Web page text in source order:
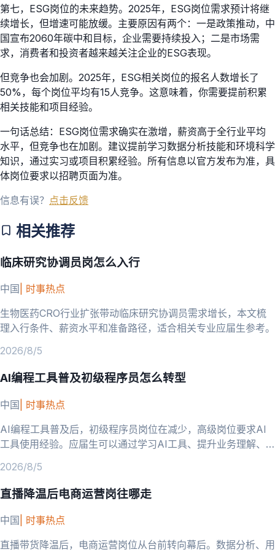
第七，ESG岗位的未来趋势。2025年，ESG岗位需求预计将继
续增长，但增速可能放缓。主要原因有两个：一是政策推动，中
国宣布2060年碳中和目标，企业需要持续投入；二是市场需
求，消费者和投资者越来越关注企业的ESG表现。
但竞争也会加剧。2025年，ESG相关岗位的报名人数增长了
50%，每个岗位平均有15人竞争。这意味着，你需要提前积累
相关技能和项目经验。
一句话总结：ESG岗位需求确实在激增，薪资高于全行业平均
水平，但竞争也在加剧。建议提前学习数据分析技能和环境科学
知识，通过实习或项目积累经验。所有信息以官方发布为准，具
体岗位要求以招聘页面为准。
信息有误？ 点击反馈
相关推荐
临床研究协调员岗怎么入行
中国
时事热点
生物医药CRO行业扩张带动临床研究协调员需求增长，本文梳
理入行条件、薪资水平和准备路径，适合相关专业应届生参考。
2026/8/5
AI编程工具普及初级程序员怎么转型
中国 时事热点
AI编程工具普及后，初级程序员岗位在减少，高级岗位要求AI
工具使用经验。应届生可以通过学习AI工具、提升业务理解、
2026/8/5
直播降温后电商运营岗往哪走
中国
时事热点
直播带货降温后，电商运营岗位从台前转向幕后。数据分析、用